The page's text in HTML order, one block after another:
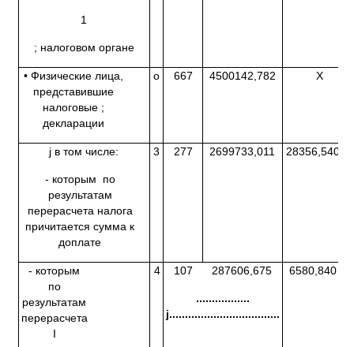
1
; налоговом органе
• Физические лица,
представившие
налоговые ;
декларации
о 667 4500142,782 X
j в том числе:
- которым по
результатам
перерасчета налога
причитается сумма к
доплате
3 277 2699733,011 28356,540
- которым
по
результатам
перерасчета
I
4 107 287606,675
.................
j...................................
6580,840